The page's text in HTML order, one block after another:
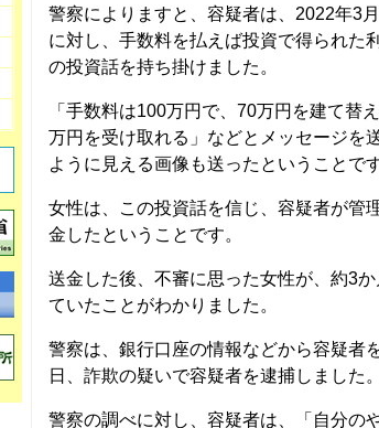
警察によりますと、容疑者は、2022年3
に対し、手数料を払えば投資で得られた
の投資話を持ち掛けました。
「手数料は100万円で、70万円を建て替
万円を受け取れる」などとメッセージを
ように見える画像も送ったということです
女性は、この投資話を信じ、容疑者が管
金したということです。
送金した後、不審に思った女性が、約3
ていたことがわかりました。
警察は、銀行口座の情報などから容疑者
日、詐欺の疑いで容疑者を逮捕しました。
警察の調べに対し、容疑者は、「自分の